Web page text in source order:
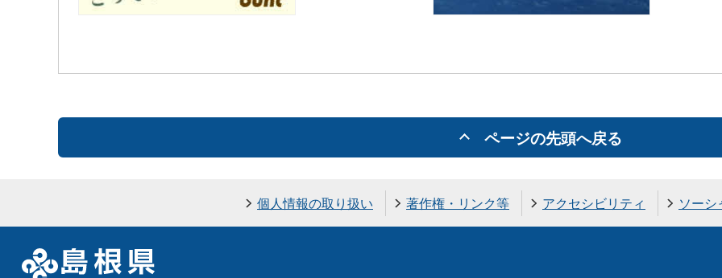
ページの先頭へ戻る
個人情報の取り扱い 著作権・リンク等 アクセシビリティ ソー